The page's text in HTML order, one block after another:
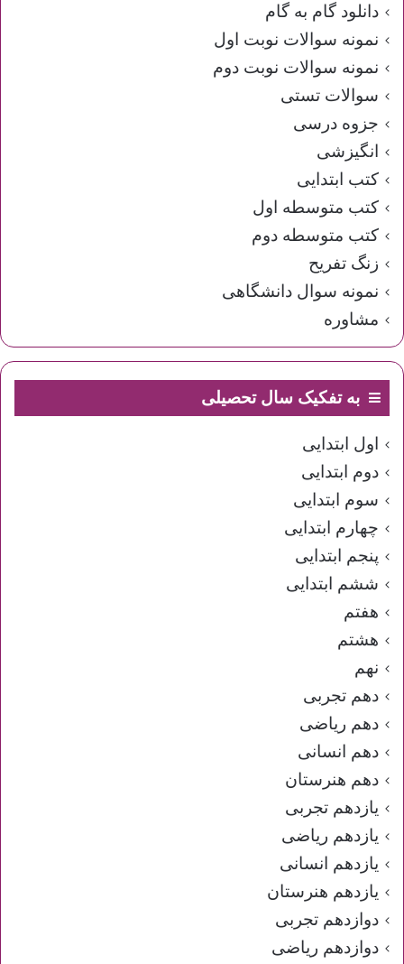
دانلود گام به گام
نمونه سوالات نوبت اول
نمونه سوالات نوبت دوم
سوالات تستی
جزوه درسی
انگیزشی
کتب ابتدایی
کتب متوسطه اول
کتب متوسطه دوم
زنگ تفریح
نمونه سوال دانشگاهی
مشاوره
به تفکیک سال تحصیلی
اول ابتدایی
دوم ابتدایی
سوم ابتدایی
چهارم ابتدایی
پنجم ابتدایی
ششم ابتدایی
هفتم
هشتم
نهم
دهم تجربی
دهم ریاضی
دهم انسانی
دهم هنرستان
یازدهم تجربی
یازدهم ریاضی
یازدهم انسانی
یازدهم هنرستان
دوازدهم تجربی
دوازدهم ریاضی